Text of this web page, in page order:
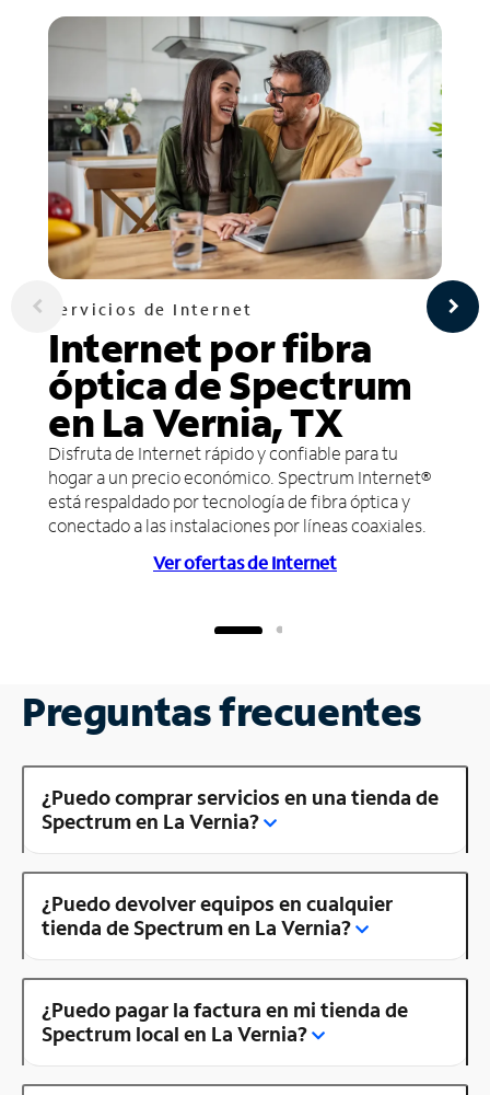
Servicios de Internet
Internet por fibra
óptica de Spectrum
en La Vernia, TX
Disfruta de Internet rápido y confiable para tu
hogar a un precio económico. Spectrum Internet®
está respaldado por tecnología de fibra óptica y
conectado a las instalaciones por líneas coaxiales.
Ver ofertas de Internet
Preguntas frecuentes
¿Puedo comprar servicios en una tienda de
Spectrum en La Vernia?
¿Puedo devolver equipos en cualquier
tienda de Spectrum en La Vernia?
¿Puedo pagar la factura en mi tienda de
Spectrum local en La Vernia?